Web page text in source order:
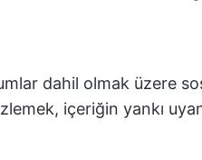
dahil olmak üzere
içeriğin yankı